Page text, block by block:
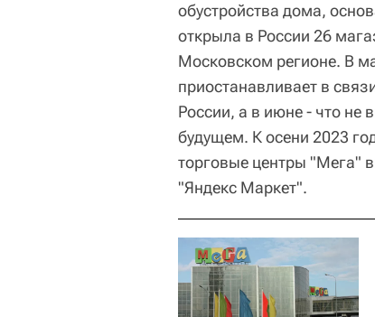
обустройства дома,
открыла в России 26
Московском регионе. В
приостанавливает в
России, а в июне - что не
будущем. К осени 2023
торговые центры "Мега"
"Яндекс Маркет".